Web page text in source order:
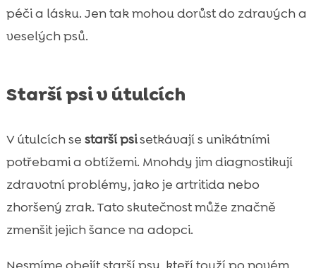
péči a lásku. Jen tak mohou dorůst do zdravých a
veselých psů.
Starší psi v útulcích
V útulcích se starší psisetkávají s unikátními
potřebami a obtížemi. Mnohdy jim diagnostikují
zdravotní problémy, jako je artritida nebo
zhoršený zrak. Tato skutečnost může značně
zmenšit jejich šance na adopci.